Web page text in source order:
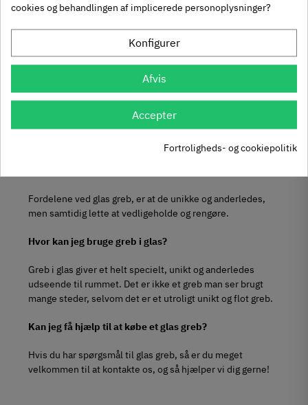
Hvor kan jeg købe greb i glas?
Hos Beslagsmanden finder du et udvalg af greb i glas. Du
kan finde både knopgreb og almindelige aflange greb i klar
Fordelene ved glas greb, er at de unikke og anderledes,
men samtidig lette at vedligeholde og rengøre.
Hvor kan jeg bruge greb i glas?
Greb i glas giver et helt specielt, unikt og anderledes
udseende til rummet. Det er ikke et greb man ser brugt
mange steder, selvom det er et utroligt unikt og flot greb.
Kan jeg få hjælp til at købe et glas greb?
Hvis du har spørgsmål til glas greb, så er du meget
velkommen til at kontakte os, og så hjælper vi dig gerne!
cookies og behandlingen af implicerede personoplysninger?
Konfigurer
Afvis
Accepter
Fortroligheds- og cookiepolitik
FILTER